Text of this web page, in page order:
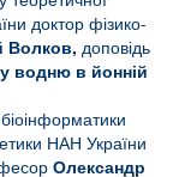
доктор фізико-
Волков, доповідь
водню в йонній
біоінформатики
НАН України
Олександр